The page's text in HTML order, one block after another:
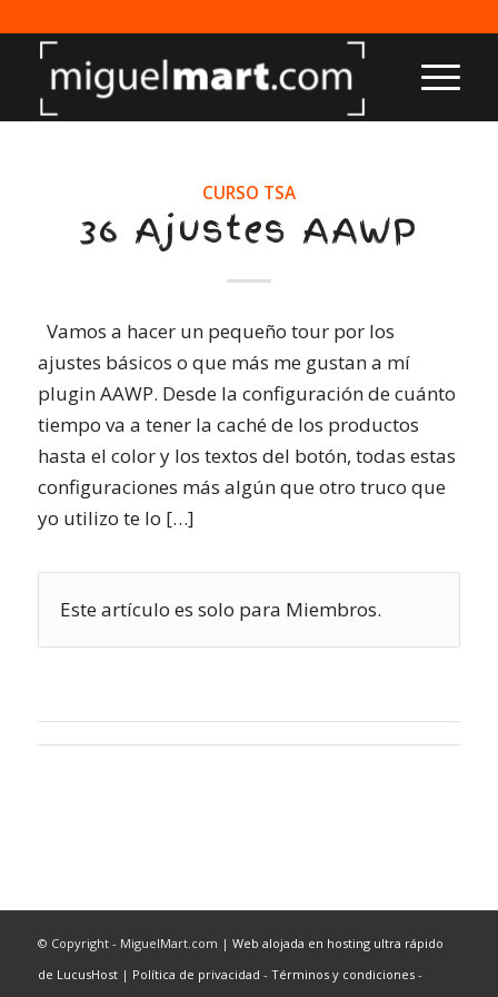
CURSO TSA
36 Ajustes AAWP
Vamos a hacer un pequeño tour por los
ajustes básicos o que más me gustan a mí
plugin AAWP. Desde la configuración de cuánto
tiempo va a tener la caché de los productos
hasta el color y los textos del botón, todas estas
configuraciones más algún que otro truco que
yo utilizo te lo […]
Este artículo es solo para Miembros.
© Copyright - MiguelMart.com | Web alojada en hosting ultra rápido
de LucusHost| Política de privacidad - Términos y condiciones-